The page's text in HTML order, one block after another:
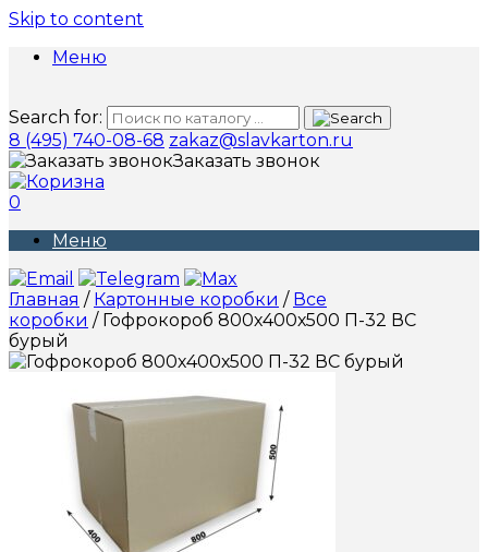
Skip to content
Меню
Search for:
8 (495) 740-08-68 zakaz@slavkarton.ru
Заказать звонок
0
Меню
Главная / Картонные коробки / Все
коробки / Гофрокороб 800х400х500 П-32 ВС
бурый